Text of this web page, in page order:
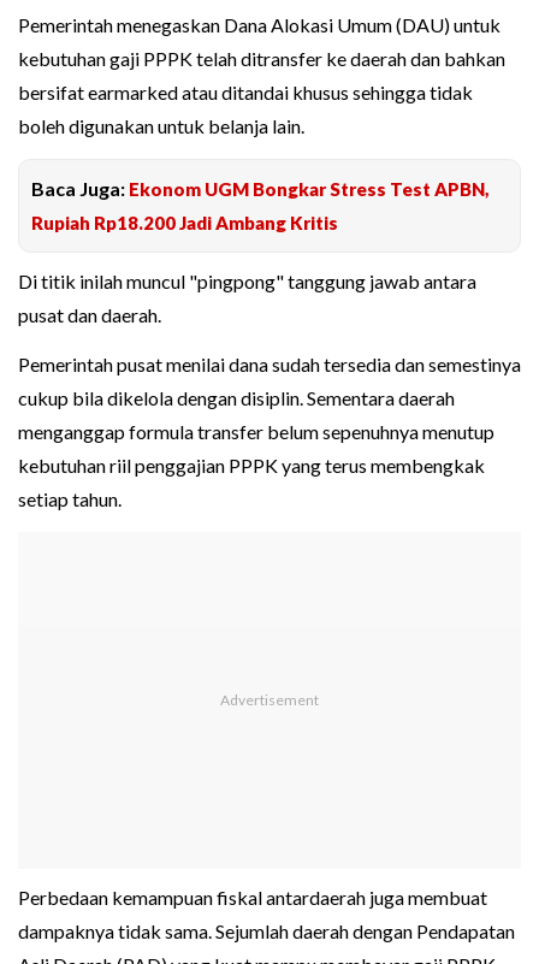
Pemerintah menegaskan Dana Alokasi Umum (DAU) untuk
kebutuhan gaji PPPK telah ditransfer ke daerah dan bahkan
bersifat earmarked atau ditandai khusus sehingga tidak
boleh digunakan untuk belanja lain.
Baca Juga: Ekonom UGM Bongkar Stress Test APBN,
Rupiah Rp18.200 Jadi Ambang Kritis
Di titik inilah muncul "pingpong" tanggung jawab antara
pusat dan daerah.
Pemerintah pusat menilai dana sudah tersedia dan semestinya
cukup bila dikelola dengan disiplin. Sementara daerah
menganggap formula transfer belum sepenuhnya menutup
kebutuhan riil penggajian PPPK yang terus membengkak
setiap tahun.
Perbedaan kemampuan fiskal antardaerah juga membuat
dampaknya tidak sama. Sejumlah daerah dengan Pendapatan